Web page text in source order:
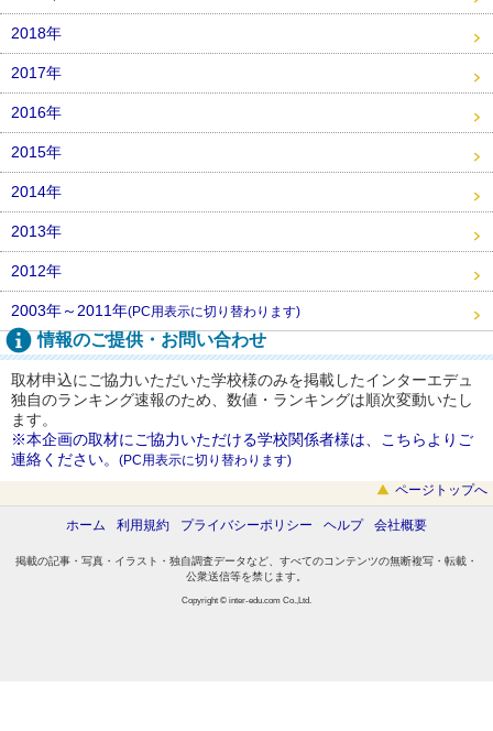
2018年
2017年
2016年
2015年
2014年
2013年
2012年
2003年～2011年(PC用表示に切り替わります)
情報のご提供・お問い合わせ
取材申込にご協力いただいた学校様のみを掲載したインターエデュ
独自のランキング速報のため、数値・ランキングは順次変動いたし
ます。
※本企画の取材にご協力いただける学校関係者様は、こちらよりご
連絡ください。 (PC用表示に切り替わります)
ページトップへ
ホーム 利用規約 プライバシーポリシー ヘルプ 会社概要
掲載の記事・写真・イラスト・独自調査データなど、すべてのコンテンツの無断複写・転載・
公衆送信等を禁じます。
Copyright © inter-edu.com Co.,Ltd.